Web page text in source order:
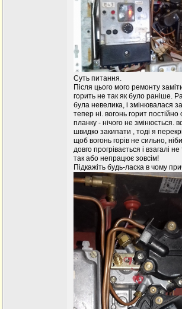
Суть питання.
Після цього мого ремонту
горить не так як було раніше.
була невелика, і змінювалася
тепер ні. вогонь горит
планку - нічого не змінюється.
швидко закипати , тоді я
щоб вогонь горів не сильно,
довго прогрівається і взагалі
так або непрацює зовсім!
Підкажіть будь-ласка в чому